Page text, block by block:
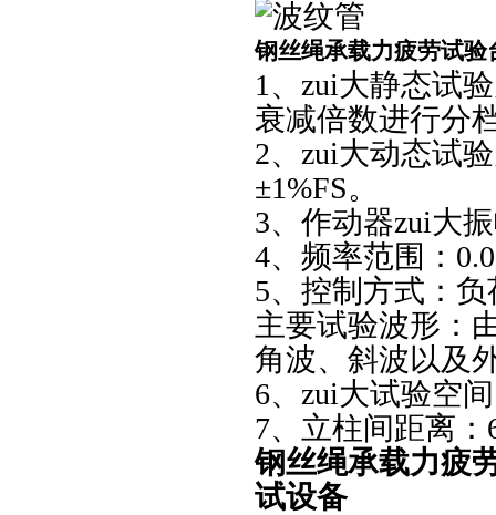
钢丝绳承载力疲劳试验
1、zui大静态试
衰减倍数进行分
2、zui大动态试
±1%FS。
3、作动器zui大
4、频率范围：
5、控制方式：
主要试验波形：
角波、斜波以及
6、zui大试验空
7、立柱间距离：
钢丝绳承载力疲
试设备